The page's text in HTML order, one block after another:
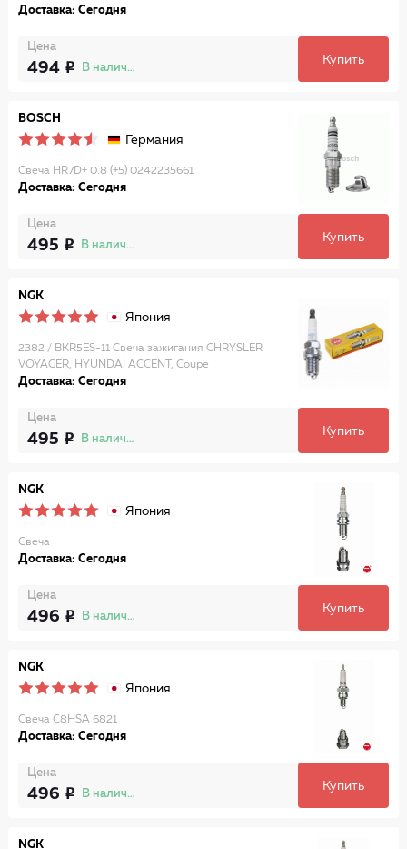
Доставка: Сегодня
Цена
494 В наличии
Купить
BOSCH
Германия
Свеча HR7D+ 0.8 (+5) 0242235661
Доставка: Сегодня
Цена
495 В наличии
Купить
NGK
Япония
2382 / BKR5ES-11 Свеча зажигания CHRYSLER
VOYAGER, HYUNDAI ACCENT, Coupe
Доставка: Сегодня
Цена
495 В наличии
Купить
NGK
Япония
Свеча
Доставка: Сегодня
Цена
496 В наличии
Купить
NGK
Япония
Свеча C8HSA 6821
Доставка: Сегодня
Цена
496 В наличии
Купить
NGK